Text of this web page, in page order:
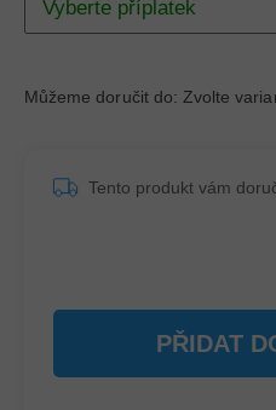
Můžeme doručit do: Zvolte
PŘIDAT
Tento produkt vám